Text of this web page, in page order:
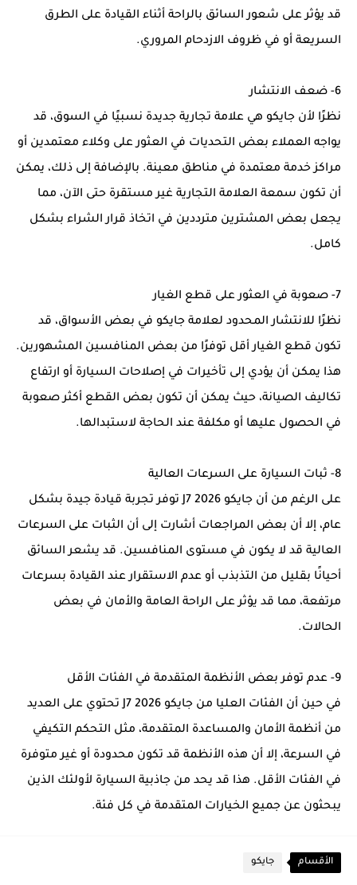
قد يؤثر على شعور السائق بالراحة أثناء القيادة على الطرق
السريعة أو في ظروف الازدحام المروري.
6- ضعف الانتشار
نظرًا لأن جايكو هي علامة تجارية جديدة نسبيًا في السوق، قد
يواجه العملاء بعض التحديات في العثور على وكلاء معتمدين أو
مراكز خدمة معتمدة في مناطق معينة. بالإضافة إلى ذلك، يمكن
أن تكون سمعة العلامة التجارية غير مستقرة حتى الآن، مما
يجعل بعض المشترين مترددين في اتخاذ قرار الشراء بشكل
كامل.
7- صعوبة في العثور على قطع الغيار
نظرًا للانتشار المحدود لعلامة جايكو في بعض الأسواق، قد
تكون قطع الغيار أقل توفرًا من بعض المنافسين المشهورين.
هذا يمكن أن يؤدي إلى تأخيرات في إصلاحات السيارة أو ارتفاع
تكاليف الصيانة، حيث يمكن أن تكون بعض القطع أكثر صعوبة
في الحصول عليها أو مكلفة عند الحاجة لاستبدالها.
8- ثبات السيارة على السرعات العالية
على الرغم من أن جايكو J7 2026 توفر تجربة قيادة جيدة بشكل
عام، إلا أن بعض المراجعات أشارت إلى أن الثبات على السرعات
العالية قد لا يكون في مستوى المنافسين. قد يشعر السائق
أحيانًا بقليل من التذبذب أو عدم الاستقرار عند القيادة بسرعات
مرتفعة، مما قد يؤثر على الراحة العامة والأمان في بعض
الحالات.
9- عدم توفر بعض الأنظمة المتقدمة في الفئات الأقل
في حين أن الفئات العليا من جايكو J7 2026 تحتوي على العديد
من أنظمة الأمان والمساعدة المتقدمة، مثل التحكم التكيفي
في السرعة، إلا أن هذه الأنظمة قد تكون محدودة أو غير متوفرة
في الفئات الأقل. هذا قد يحد من جاذبية السيارة لأولئك الذين
يبحثون عن جميع الخيارات المتقدمة في كل فئة.
الأقسام جايكو